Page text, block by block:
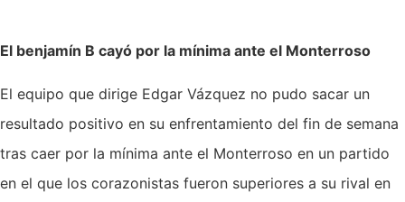
El benjamín B cayó por la mínima ante el Monterroso
El equipo que dirige Edgar Vázquez no pudo sacar un
resultado positivo en su enfrentamiento del fin de semana
tras caer por la mínima ante el Monterroso en un partido
en el que los corazonistas fueron superiores a su rival en